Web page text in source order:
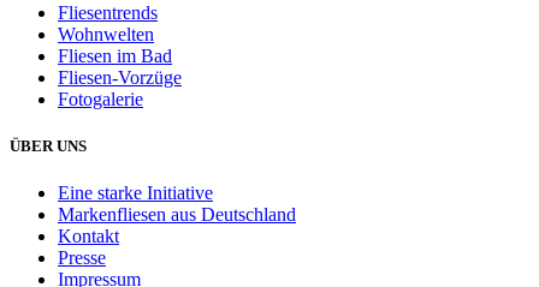
Fliesentrends
Wohnwelten
Fliesen im Bad
Fliesen-Vorzüge
Fotogalerie
ÜBER UNS
Eine starke Initiative
Markenfliesen aus Deutschland
Kontakt
Presse
Impressum